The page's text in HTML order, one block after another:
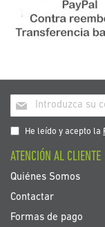
Inscríbase
a
nuestro
de
noticias:
He leído y acepto la
ATENCIÓN AL CLIENTE
Quiénes Somos
Contactar
Formas de pago